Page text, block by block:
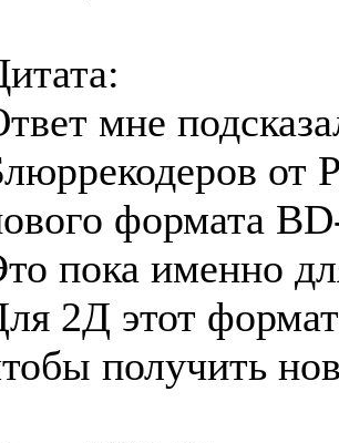
мне
от
формата
пока именно
2Д этот
получить